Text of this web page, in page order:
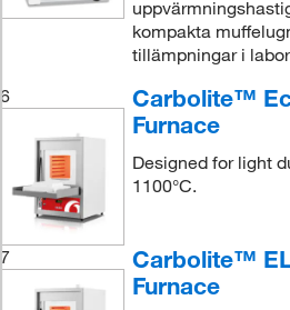
kompakta
tillämpningar i
6
Carbolite™
Furnace
Designed for light
1100°C.
7
Carbolite™
Furnace